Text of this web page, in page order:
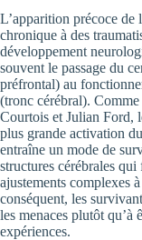
L’apparition précoce de
chronique à des
développement
souvent le passage du
préfrontal) au
(tronc cérébral).
Courtois et Julian Ford,
plus grande activation
entraîne un mode de
structures cérébrales
ajustements complexes
conséquent, les
les menaces plutôt qu’à
expériences.